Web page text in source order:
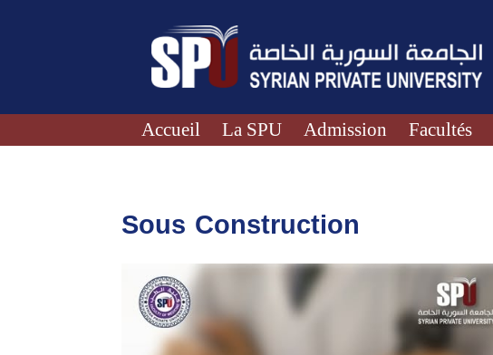
Accueil La SPU Admission Facultés
Sous Construction